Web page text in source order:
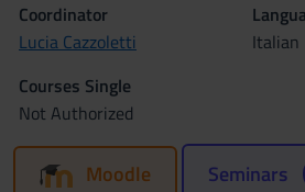
Coordinator
Lucia Cazzoletti
Italian
Courses Single
Not Authorized
Moodle Seminars